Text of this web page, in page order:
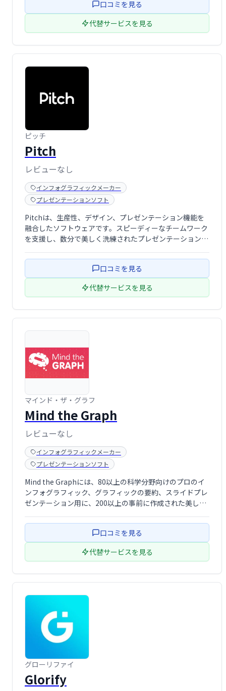
口コミを見る
代替サービスを見る
ピッチ
Pitch
レビューなし
インフォグラフィックメーカー
プレゼンテーションソフト
Pitchは、生産性、デザイン、プレゼンテーション機能を
融合したソフトウェアです。スピーディーなチームワーク
を支援し、数分で美しく洗練されたプレゼンテーション資
要なメッセージを効果的に伝えたいチームに最適です。
口コミを見る
代替サービスを見る
マインド・ザ・グラフ
Mind the Graph
レビューなし
インフォグラフィックメーカー
プレゼンテーションソフト
Mind the Graphには、80以上の科学分野向けのプロのイ
ンフォグラフィック、グラフィックの要約、スライドプレ
ゼンテーション用に、200以上の事前に作成された美しい
口コミを見る
代替サービスを見る
グローリファイ
Glorify